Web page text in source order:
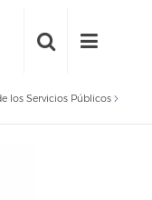
los Servicios Públicos